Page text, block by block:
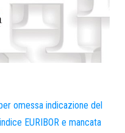
omessa indicazione del
EURIBOR e mancata